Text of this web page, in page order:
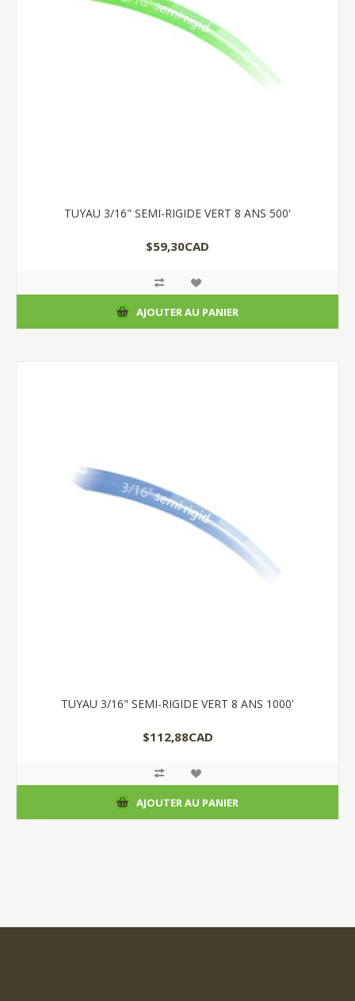
TUYAU 3/16" SEMI-RIGIDE VERT 8 ANS 500'
$59,30CAD
AJOUTER AU PANIER
TUYAU 3/16" SEMI-RIGIDE VERT 8 ANS 1000'
$112,88CAD
AJOUTER AU PANIER